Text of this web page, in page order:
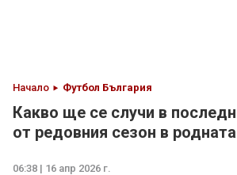
Начало Футбол България
Какво ще се случи в
от редовния сезон в
06:38 | 16 апр 2026 г.